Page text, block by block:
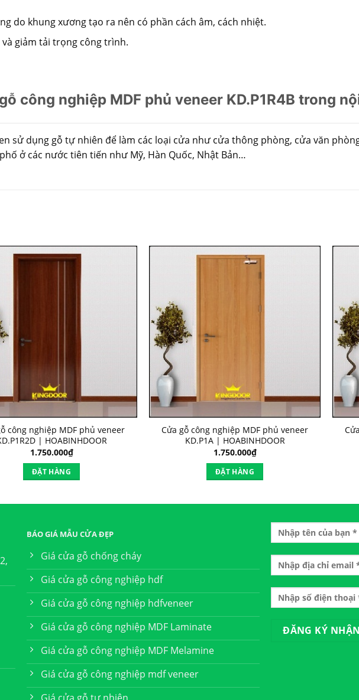
do khung xương tạo ra nên có phần cách âm, cách nhiệt.
giảm tải trọng công trình.
công nghiệp MDF phủ veneer KD.P1R4B trong
sử dụng gỗ tự nhiên để làm các loại cửa như cửa thông phòng, cửa văn
ở các nước tiên tiến như Mỹ, Hàn Quốc, Nhật Bản…
công nghiệp MDF phủ veneer
| HOABINHDOOR
1.750.000₫
ĐẶT HÀNG
Cửa gỗ công nghiệp MDF phủ veneer
KD.P1A | HOABINHDOOR
1.750.000₫
ĐẶT HÀNG
BÁO GIÁ MẪU CỬA ĐẸP
Giá cửa gỗ chống cháy
Giá cửa gỗ công nghiệp hdf
Giá cửa gỗ công nghiệp hdfveneer
Giá cửa gỗ công nghiệp MDF Laminate
Giá cửa gỗ công nghiệp MDF Melamine
Giá cửa gỗ công nghiệp mdf veneer